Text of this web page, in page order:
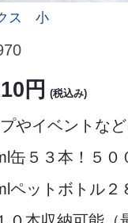
ス 小
円 (税込み)
やイベントな
缶５３本！５０
ペットボトル２